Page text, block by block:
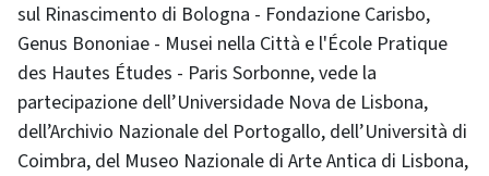
sul Rinascimento di Bologna - Fondazione Carisbo,
Genus Bononiae - Musei nella Città e l'École Pratique
des Hautes Études - Paris Sorbonne, vede la
partecipazione dell’Universidade Nova de Lisbona,
dell’Archivio Nazionale del Portogallo, dell’Università di
Coimbra, del Museo Nazionale di Arte Antica di Lisbona,